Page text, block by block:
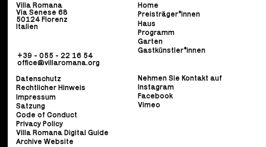
Villa Romana
Via Senese 68
50124 Florenz
Italien
+39 - 055 - 22 16 54
office@villaromana.org
Home
Preisträger*innen
Haus
Programm
Garten
Gastkünstler*innen
Datenschutz
Rechtlicher Hinweis
Impressum
Satzung
Code of Conduct
Privacy Policy
Villa Romana Digital Guide
Archive Website
Nehmen Sie Kontakt auf
Instagram
Facebook
Vimeo